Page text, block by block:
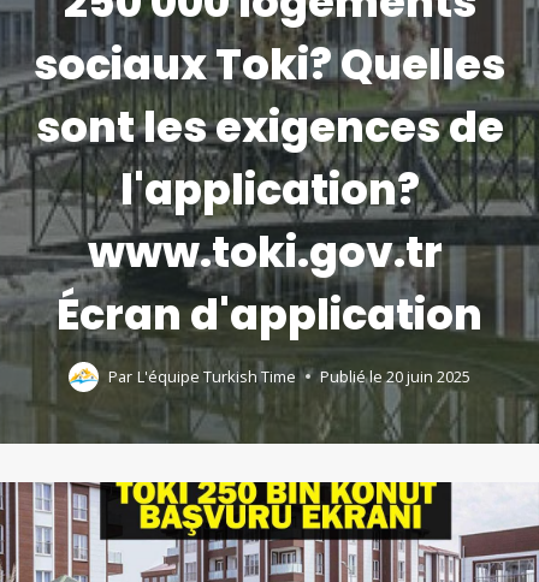
sociaux Toki? Quelles
sont les exigences de
l'application?
www.toki.gov.tr ​​
Écran d'application
Par L'équipe Turkish Time Publié le 20 juin 2025